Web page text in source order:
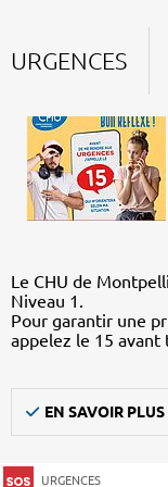
URGENCES
Le CHU de
Niveau 1.
Pour garantir une
appelez le 15 avant
EN SAVOIR PLUS
URGENCES